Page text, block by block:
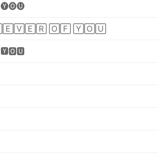
🅨🅞🅤
🄴 🅅 🄴 🅁 🄾 🄵 🅈 🄾 🅄
🆈🅾🆄